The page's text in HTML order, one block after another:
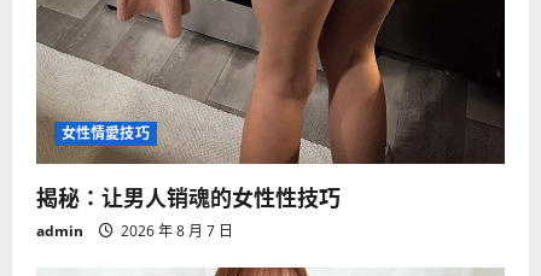
女性情愛技巧
揭秘：让男人销魂的女性性技巧
admin 2026 年 8 月 7 日